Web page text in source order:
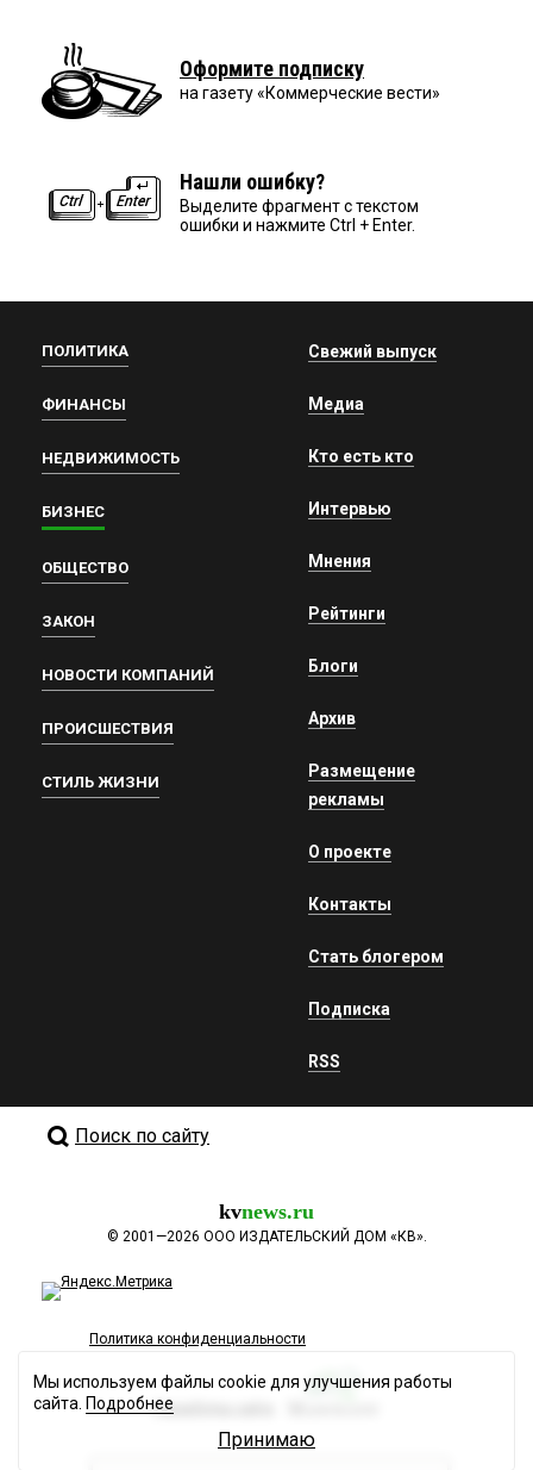
Оформите подписку
на газету «Коммерческие вести»
Нашли ошибку?
Выделите фрагмент с текстом
ошибки и нажмите Ctrl + Enter.
ПОЛИТИКА
ФИНАНСЫ
НЕДВИЖИМОСТЬ
БИЗНЕС
ОБЩЕСТВО
ЗАКОН
НОВОСТИ КОМПАНИЙ
ПРОИСШЕСТВИЯ
СТИЛЬ ЖИЗНИ
Свежий выпуск
Медиа
Кто есть кто
Интервью
Мнения
Рейтинги
Блоги
Архив
Размещение
рекламы
О проекте
Контакты
Стать блогером
Подписка
RSS
Поиск по сайту
kvnews.ru
© 2001—2026 ООО ИЗДАТЕЛЬСКИЙ ДОМ «КВ».
Политика конфиденциальности
Разработка сайта
Мы используем файлы cookie для улучшения работы
сайта. Подробнее
Принимаю